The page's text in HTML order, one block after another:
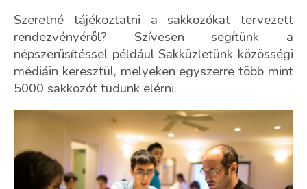
Szeretné tájékoztatni a sakkozókat tervezett
rendezvényéről? Szívesen segítünk a
népszerűsítéssel például Sakküzletünk közösségi
médiáin keresztül, melyeken egyszerre több mint
5000 sakkozót tudunk elérni.